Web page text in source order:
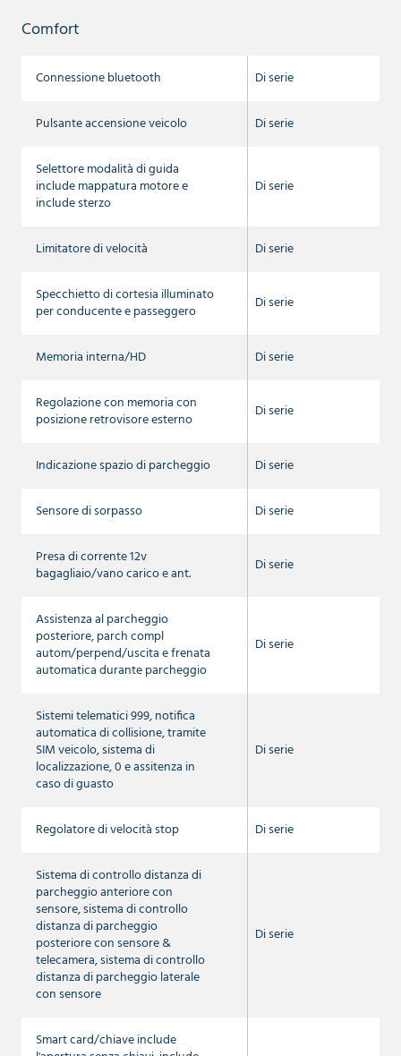
Comfort
Connessione bluetooth Di serie
Pulsante accensione veicolo Di serie
Selettore modalità di guida
include mappatura motore e
include sterzo
Di serie
Limitatore di velocità Di serie
Specchietto di cortesia illuminato
per conducente e passeggero
Di serie
Memoria interna/HD Di serie
Regolazione con memoria con
posizione retrovisore esterno
Di serie
Indicazione spazio di parcheggio Di serie
Sensore di sorpasso Di serie
Presa di corrente 12v
bagagliaio/vano carico e ant.
Di serie
Assistenza al parcheggio
posteriore, parch compl
autom/perpend/uscita e frenata
automatica durante parcheggio
Di serie
Sistemi telematici 999, notifica
automatica di collisione, tramite
SIM veicolo, sistema di
localizzazione, 0 e assitenza in
caso di guasto
Di serie
Regolatore di velocità stop Di serie
Sistema di controllo distanza di
parcheggio anteriore con
sensore, sistema di controllo
distanza di parcheggio
posteriore con sensore &
telecamera, sistema di controllo
distanza di parcheggio laterale
con sensore
Di serie
Smart card/chiave include